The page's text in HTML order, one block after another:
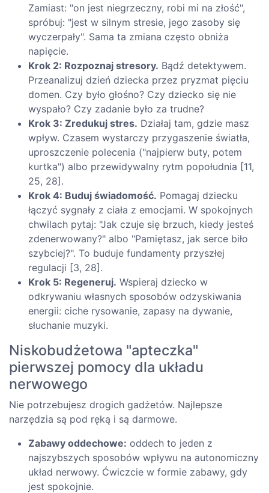
Zamiast: "on jest niegrzeczny, robi mi na złość",
spróbuj: "jest w silnym stresie, jego zasoby się
wyczerpały". Sama ta zmiana często obniża
napięcie.
Krok 2: Rozpoznaj stresory. Bądź detektywem.
Przeanalizuj dzień dziecka przez pryzmat pięciu
domen. Czy było głośno? Czy dziecko się nie
wyspało? Czy zadanie było za trudne?
Krok 3: Zredukuj stres. Działaj tam, gdzie masz
wpływ. Czasem wystarczy przygaszenie światła,
uproszczenie polecenia ("najpierw buty, potem
kurtka") albo przewidywalny rytm popołudnia [11,
25, 28].
Krok 4: Buduj świadomość. Pomagaj dziecku
łączyć sygnały z ciała z emocjami. W spokojnych
chwilach pytaj: "Jak czuje się brzuch, kiedy jesteś
zdenerwowany?" albo "Pamiętasz, jak serce biło
szybciej?". To buduje fundamenty przyszłej
regulacji [3, 28].
Krok 5: Regeneruj. Wspieraj dziecko w
odkrywaniu własnych sposobów odzyskiwania
energii: ciche rysowanie, zapasy na dywanie,
słuchanie muzyki.
Niskobudżetowa "apteczka"
pierwszej pomocy dla układu
nerwowego
Nie potrzebujesz drogich gadżetów. Najlepsze
narzędzia są pod ręką i są darmowe.
Zabawy oddechowe: oddech to jeden z
najszybszych sposobów wpływu na autonomiczny
układ nerwowy. Ćwiczcie w formie zabawy, gdy
jest spokojnie.